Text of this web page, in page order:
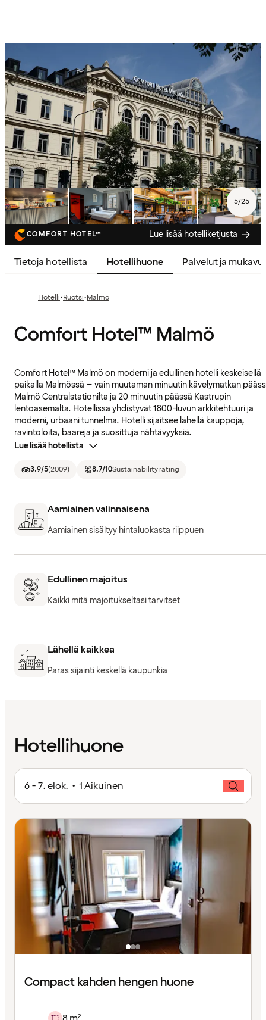
5/25
COMFORT HOTEL™ Lue lisää hotelliketjusta
Tietoja hotellista Hotellihuone Palvelut ja
Hotelli·Ruotsi·Malmö
Comfort Hotel™ Malmö
Comfort Hotel™ Malmö on moderni ja edullinen hotelli keskeisellä
paikalla Malmössä – vain muutaman minuutin kävelymatkan
Malmö Centralstationilta ja 20 minuutin päässä Kastrupin
lentoasemalta. Hotellissa yhdistyvät 1800-luvun arkkitehtuuri ja
moderni, urbaani tunnelma. Hotelli sijaitsee lähellä kauppoja,
ravintoloita, baareja ja suosittuja nähtävyyksiä.
Lue lisää hotellista
3.9/5(2009) 8.7/10Sustainability rating
Aamiainen valinnaisena
Aamiainen sisältyy hintaluokasta riippuen
Edullinen majoitus
Kaikki mitä majoitukseltasi tarvitset
Lähellä kaikkea
Paras sijainti keskellä kaupunkia
Hotellihuone
6 - 7. elok. • 1 Aikuinen
Compact kahden hengen huone